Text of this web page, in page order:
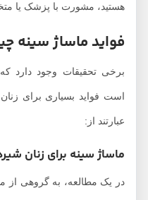
هستید، مشورت با پزشک یا
فواید ماساژ سینه
برخی تحقیقات وجود دارد که
است فواید بسیاری برای زنان
عبارتند از:
ماساژ سینه برای زنان شیرده